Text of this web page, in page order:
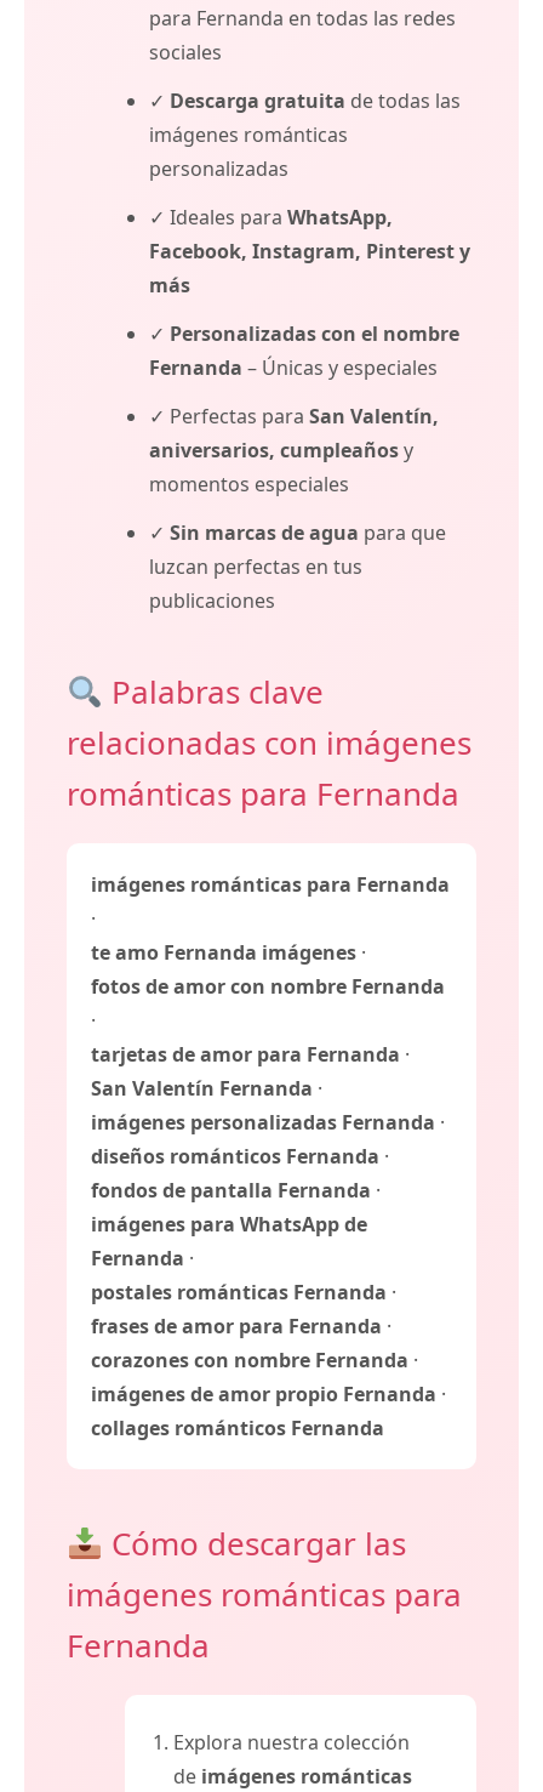
para Fernanda en todas las redes
sociales
✓ Descarga gratuita de todas las
imágenes románticas
personalizadas
✓ Ideales para WhatsApp,
Facebook, Instagram, Pinterest y
más
✓ Personalizadas con el nombre
Fernanda – Únicas y especiales
✓ Perfectas para San Valentín,
aniversarios, cumpleañosy
momentos especiales
✓ Sin marcas de agua para que
luzcan perfectas en tus
publicaciones
Palabras clave
relacionadas con imágenes
románticas para Fernanda
imágenes románticas para Fernanda
·
te amo Fernanda imágenes ·
fotos de amor con nombre Fernanda
·
tarjetas de amor para Fernanda ·
San Valentín Fernanda ·
imágenes personalizadas Fernanda ·
diseños románticos Fernanda ·
fondos de pantalla Fernanda ·
imágenes para WhatsApp de
Fernanda ·
postales románticas Fernanda ·
frases de amor para Fernanda ·
corazones con nombre Fernanda ·
imágenes de amor propio Fernanda ·
collages románticos Fernanda
Cómo descargar las
imágenes románticas para
Fernanda
Explora nuestra colección
de imágenes románticas